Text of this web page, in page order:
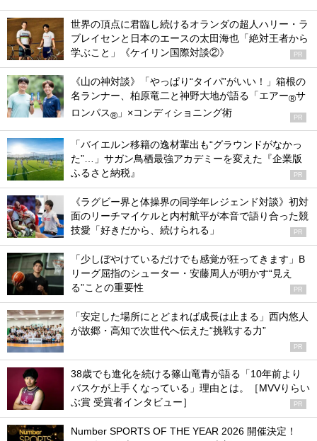
世界の頂点に君臨し続けるオランダの超人ハリー・ラ
ブレイセンと日本のエースの太田海也「絶対王者から
学ぶこと」《ケイリン国際対談②》
PR
《山の神対談》「やっぱり“タイパ”がいい！」箱根の
名ランナー、柏原竜二と神野大地が語る「エアー®サ
ロンパス® 」×コンディショニング術 PR
「バイエルン移籍の逸材輩出も“グラウンドがなかっ
た”…」サガン鳥栖最強アカデミーを変えた『企業版
ふるさと納税』
PR
《ラグビー界と体操界の同学年レジェンド対談》初対
面のリーチマイケルと内村航平が本音で語り合った競
技愛「好きだから、続けられる」
PR
「少しぼやけているだけでも感覚が狂ってきます」B
リーグ屈指のシューター・安藤周人が明かす“見え
る”ことの重要性
PR
「安定した場所にとどまれば成長は止まる」西内悠人
が故郷・高知で次世代へ伝えた“挑戦する力”
PR
38歳でも進化を続ける篠山竜青が語る「10年前より
バスケが上手くなっている」理由とは。［MVVりらい
ぶ賞 受賞者インタビュー］
PR
Number SPORTS OF THE YEAR 2026 開催決定！